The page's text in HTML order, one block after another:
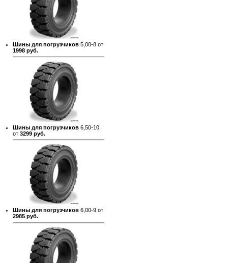
Шины для погрузчиков 5,00-8 от
1998 руб.
Шины для погрузчиков 6,50-10
от 3299 руб.
Шины для погрузчиков 6,00-9 от
2985 руб.